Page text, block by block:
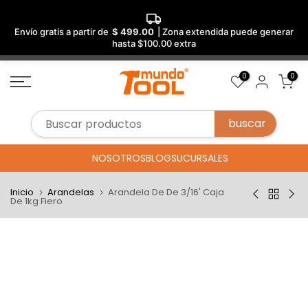
Envío gratis a partir de $ 499.00
| Zona extendida puede generar
hasta $100.00 extra
Saltar
al
0 0
NOSOTROSBLOGSUCURSALES
Inicio Arandelas Arandela De De 3/16' Caja
De 1kg Fiero